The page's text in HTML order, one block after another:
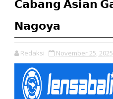
𝗖𝗮𝗯𝗮𝗻𝗴 𝗔𝘀𝗶𝗮𝗻
𝗡𝗮𝗴𝗼𝘆𝗮
Redaksi November 25, 2025